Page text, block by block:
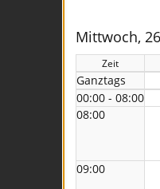
Mittwoch,
Zeit
Ganztags
00:00 - 08:00
08:00
09:00